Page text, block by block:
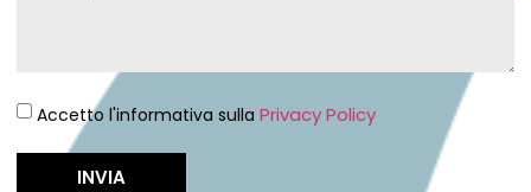
Accetto l'informativa sulla Privacy Policy
INVIA